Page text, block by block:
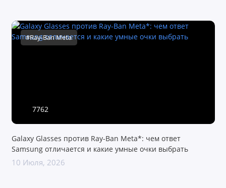
#Ray-Ban Meta
7762
Galaxy Glasses против Ray-Ban Meta*: чем ответ
Samsung отличается и какие умные очки выбрать
10 Июля, 2026